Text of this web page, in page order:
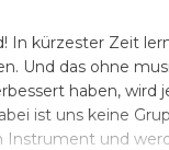
In kürzester Zeit
Und das ohne
haben, wird
ist uns keine
Instrument und